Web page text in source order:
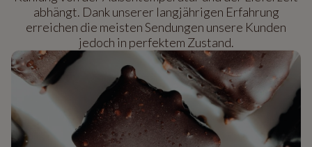
abhängt. Dank unserer langjährigen Erfahrung
erreichen die meisten Sendungen unsere Kunden
jedoch in perfektem Zustand.